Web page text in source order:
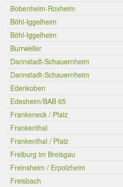
Bobenheim-Roxheim
Böhl-Iggelheim
Böhl-Iggelheim
Burrweiler
Dannstadt-Schauernheim
Dannstadt-Schauernheim
Edenkoben
Edesheim/BAB 65
Frankeneck / Pfalz
Frankenthal
Frankenthal / Pfalz
Freiburg im Breisgau
Freinsheim / Erpolzheim
Freisbach